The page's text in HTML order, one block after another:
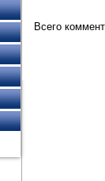
Всего